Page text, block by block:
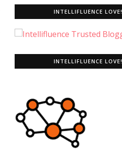
INTELLIFLUENCE LOVE!
INTELLIFLUENCE LOVE!